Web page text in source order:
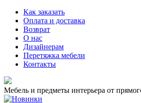
Как заказать
Оплата и доставка
Возврат
О нас
Дизайнерам
Перетяжка мебели
Контакты
Мебель и предметы интерьера от